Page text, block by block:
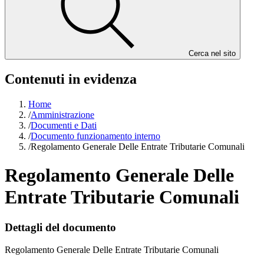
Cerca nel sito
Contenuti in evidenza
Home
/Amministrazione
/Documenti e Dati
/Documento funzionamento interno
/Regolamento Generale Delle Entrate Tributarie Comunali
Regolamento Generale Delle
Entrate Tributarie Comunali
Dettagli del documento
Regolamento Generale Delle Entrate Tributarie Comunali